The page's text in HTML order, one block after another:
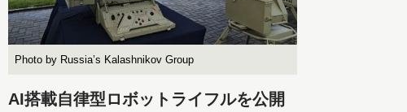
Photo by Russia’s Kalashnikov Group
AI搭載自律型ロボットライフルを公開